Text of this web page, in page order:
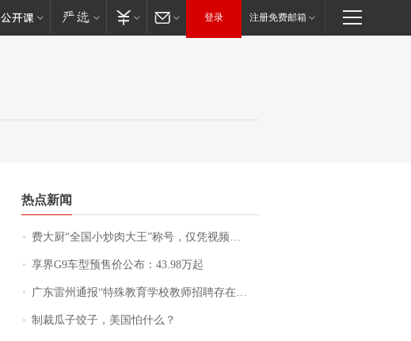
登录 注册免费邮箱
热点新闻
费大厨“全国小炒肉大王”称号，仅凭视频评出？中国烹饪协会回应
享界G9车型预售价公布：43.98万起
广东雷州通报“特殊教育学校教师招聘存在违规行为”：已启动问责程序 副校长被停职
制裁瓜子饺子，美国怕什么？